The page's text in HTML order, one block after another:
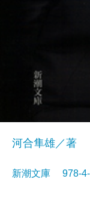
河合隼雄／著
新潮文庫 978-